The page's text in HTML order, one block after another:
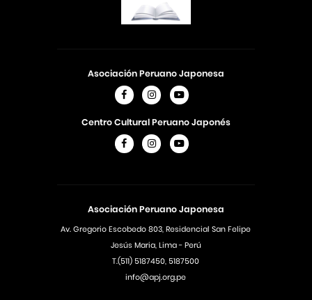
Asociación Peruano Japonesa
Av. Gregorio Escobedo 803, Residencial San Felipe
Jesús Maria, Lima - Perú
T.(511) 5187450, 5187500
info@apj.org.pe
Asociación Peruano Japonesa
Centro Cultural Peruano Japonés